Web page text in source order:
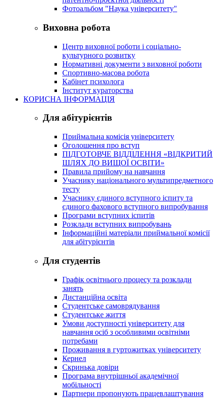
Фотоальбом "Наука університету"
Виховна робота
Центр виховної роботи і соціально-
культурного розвитку
Нормативні документи з виховної роботи
Спортивно-масова робота
Кабінет психолога
Інститут кураторства
КОРИСНА ІНФОРМАЦІЯ
Для абітурієнтів
Приймальна комісія університету
Оголошення про вступ
ПІДГОТОВЧЕ ВІДДІЛЕННЯ «ВІДКРИТИЙ
ШЛЯХ ДО ВИЩОЇ ОСВІТИ»
Правила прийому на навчання
Учаснику національного мультипредметного
тесту
Учаснику єдиного вступного іспиту та
єдиного фахового вступного випробування
Програми вступних іспитів
Розклади вступних випробувань
Інформаційні матеріали приймальної комісії
для абітурієнтів
Для студентів
Графік освітнього процесу та розклади
занять
Дистанційна освіта
Студентське самоврядування
Студентське життя
Умови доступності університету для
навчання осіб з особливими освітніми
потребами
Проживання в гуртожитках університету
Кернел
Скринька довіри
Програма внутрішньої академічної
мобільності
Партнери пропонують працевлаштування